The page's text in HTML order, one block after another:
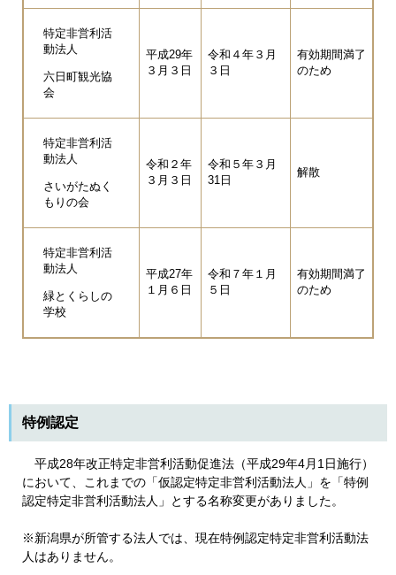
特定非営利活
動法人
六日町観光協
会
平成29年
３月３日
令和４年３月
３日
有効期間満了
のため
特定非営利活
動法人
さいがたぬく
もりの会
令和２年
３月３日
令和５年３月
31日
解散
特定非営利活
動法人
緑とくらしの
学校
平成27年
１月６日
令和７年１月
５日
有効期間満了
のため
特例認定
平成28年改正特定非営利活動促進法（平成29年4月1日施行）
において、これまでの「仮認定特定非営利活動法人」を「特例
認定特定非営利活動法人」とする名称変更がありました。
※新潟県が所管する法人では、現在特例認定特定非営利活動法
人はありません。